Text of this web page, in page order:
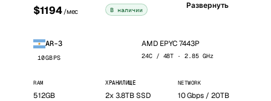
$1194 /мес В наличии Развернуть
AR-3
10GBPS
AMD EPYC 7443P
24C / 48T · 2.85 GHz
RAM
512GB
ХРАНИЛИЩЕ
2x 3.8TB SSD
NETWORK
10 Gbps / 20TB